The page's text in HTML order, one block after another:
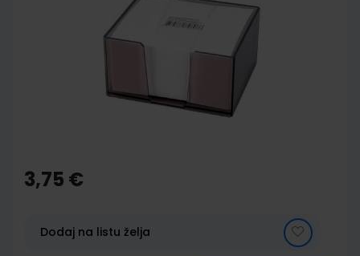
the
beginning
gallery
3,75 €
Dodaj na listu želja